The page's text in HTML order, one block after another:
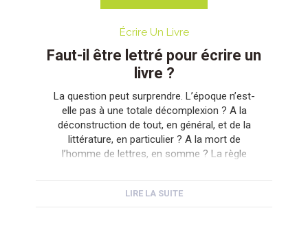
Écrire Un Livre
Faut-il être lettré pour écrire un
livre ?
La question peut surprendre. L’époque n’est-
elle pas à une totale décomplexion ? A la
déconstruction de tout, en général, et de la
littérature, en particulier ? A la mort de
l’homme de lettres, en somme ? La règle
on veut […]
LIRE LA SUITE